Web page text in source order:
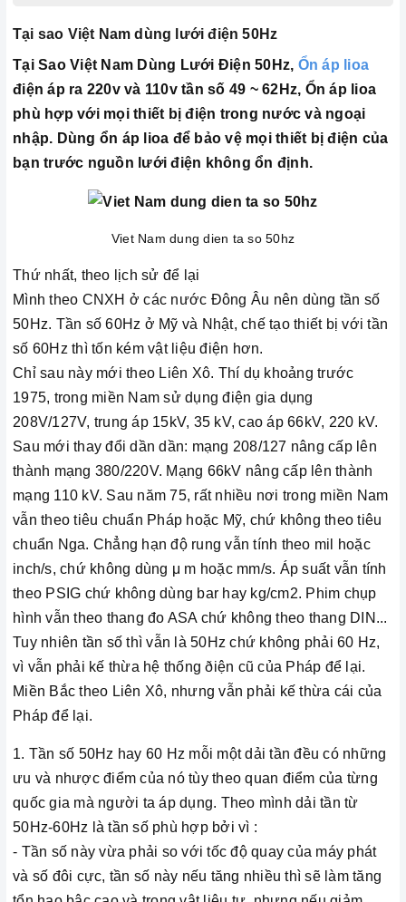
Tại sao Việt Nam dùng lưới điện 50Hz
Tại Sao Việt Nam Dùng Lưới Điện 50Hz, Ổn áp lioa
điện áp ra 220v và 110v tần số 49 ~ 62Hz, Ổn áp lioa
phù hợp với mọi thiết bị điện trong nước và ngoại
nhập. Dùng ổn áp lioa để bảo vệ mọi thiết bị điện của
bạn trước nguồn lưới điện không ổn định.
Viet Nam dung dien ta so 50hz
Thứ nhất, theo lịch sử để lại
Mình theo CNXH ở các nước Đông Âu nên dùng tần số
50Hz. Tần số 60Hz ở Mỹ và Nhật, chế tạo thiết bị với tần
số 60Hz thì tốn kém vật liệu điện hơn.
Chỉ sau này mới theo Liên Xô. Thí dụ khoảng trước
1975, trong miền Nam sử dụng điện gia dụng
208V/127V, trung áp 15kV, 35 kV, cao áp 66kV, 220 kV.
Sau mới thay đổi dần dần: mạng 208/127 nâng cấp lên
thành mạng 380/220V. Mạng 66kV nâng cấp lên thành
mạng 110 kV. Sau năm 75, rất nhiều nơi trong miền Nam
vẫn theo tiêu chuẩn Pháp hoặc Mỹ, chứ không theo tiêu
chuẩn Nga. Chẳng hạn độ rung vẫn tính theo mil hoặc
inch/s, chứ không dùng μ m hoặc mm/s. Áp suất vẫn tính
theo PSIG chứ không dùng bar hay kg/cm2. Phim chụp
hình vẫn theo thang đo ASA chứ không theo thang DIN...
Tuy nhiên tần số thì vẫn là 50Hz chứ không phải 60 Hz,
vì vẫn phải kế thừa hệ thống ðiện cũ của Pháp để lại.
Miền Bắc theo Liên Xô, nhưng vẫn phải kế thừa cái của
Pháp để lại.
1. Tần số 50Hz hay 60 Hz mỗi một dải tần đều có những
ưu và nhược điểm của nó tùy theo quan điểm của từng
quốc gia mà người ta áp dụng. Theo mình dải tần từ
50Hz-60Hz là tần số phù hợp bởi vì :
- Tần số này vừa phải so với tốc độ quay của máy phát
và số đôi cực, tần số này nếu tăng nhiều thì sẽ làm tăng